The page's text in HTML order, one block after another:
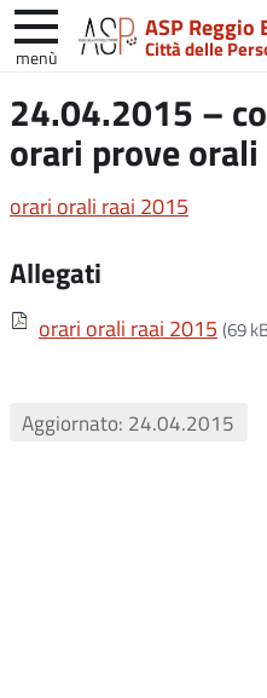
ASP Reggio
Città delle
menù
nel
sito
24.04.2015 –
orari prove orali
orari orali raai 2015
Allegati
orari orali raai 2015 (69
Aggiornato: 24.04.2015